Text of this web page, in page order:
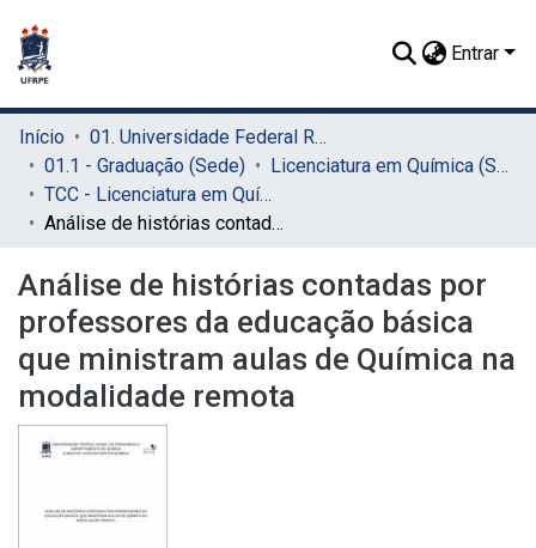
Entrar
Início
01. Universidade Federal Rural de Pernambuco - UFRPE (Sede)
01.1 - Graduação (Sede)
Licenciatura em Química (Sede)
TCC - Licenciatura em Química (Sede)
Análise de histórias contadas por professores da educação básica que ministram aulas de Química na modalidade remota
Análise de histórias contadas por
professores da educação básica
que ministram aulas de Química na
modalidade remota